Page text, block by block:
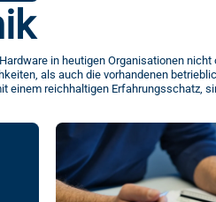
in heutigen Organisationen
als auch die vorhandenen
einem reichhaltigen Erfahrungsschatz,